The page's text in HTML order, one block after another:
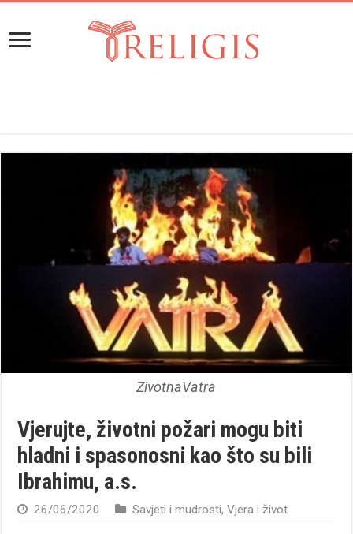
ZivotnaVatra
Vjerujte, životni požari mogu biti
hladni i spasonosni kao što su bili
Ibrahimu, a.s.
26/06/2020 Savjeti i mudrosti,Vjera i život